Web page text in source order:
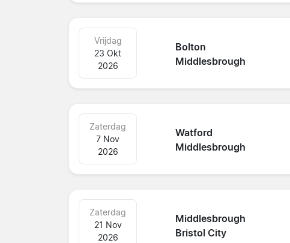
Bolton
Middlesbrough
Vrijdag
23 Okt
2026
Watford
Middlesbrough
Zaterdag
7 Nov
2026
Middlesbrough
Bristol City
Zaterdag
21 Nov
2026